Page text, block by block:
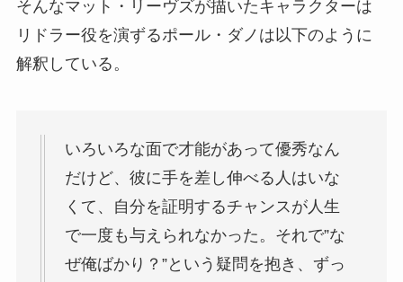
そんなマット・リーヴズが描いたキャラクターは
リドラー役を演ずるポール・ダノは以下のように
解釈している。
いろいろな面で才能があって優秀なん
だけど、彼に手を差し伸べる人はいな
くて、自分を証明するチャンスが人生
で一度も与えられなかった。それで”な
ぜ俺ばかり？”という疑問を抱き、ずっ